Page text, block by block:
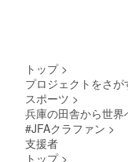
トップ >
プロジェクトをさが
スポーツ >
兵庫の田舎から世界
#JFAクラファン >
支援者
トップ >